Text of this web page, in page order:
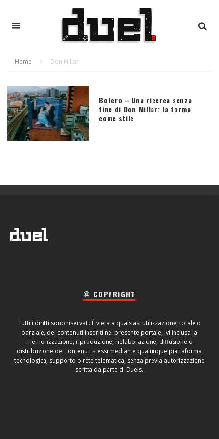
Home Don Millar
Botero – Una ricerca senza
fine di Don Millar: la forma
come stile
© COPYRIGHT
Tutti i diritti sono riservati. È vietata qualsiasi utilizzazione, totale o
parziale, dei contenuti inseriti nel presente portale, ivi inclusa la
memorizzazione, riproduzione, rielaborazione, diffusione o
distribuzione dei contenuti stessi mediante qualunque piattaforma
tecnologica, supporto o rete telematica, senza previa autorizzazione
scritta da parte di Duels.